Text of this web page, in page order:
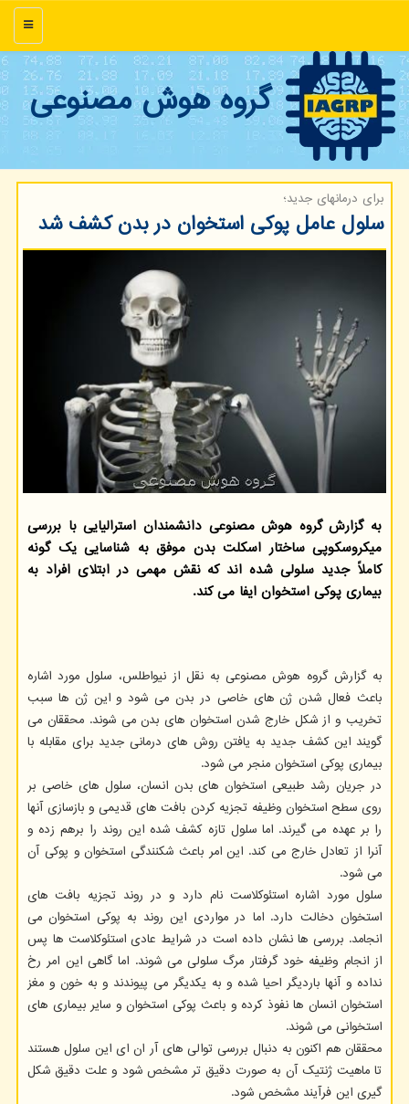
منو
گروه هوش مصنوعی
برای درمانهای جدید؛
سلول عامل پوكی استخوان در بدن كشف شد
به گزارش گروه هوش مصنوعی دانشمندان استرالیایی با بررسی
میکروسکوپی ساختار اسکلت بدن موفق به شناسایی یک گونه
کاملاً جدید سلولی شده اند که نقش مهمی در ابتلای افراد به
بیماری پوکی استخوان ایفا می کند.
به گزارش گروه هوش مصنوعی به نقل از نیواطلس، سلول مورد اشاره
باعث فعال شدن ژن های خاصی در بدن می شود و این ژن ها سبب
تخریب و از شکل خارج شدن استخوان های بدن می شوند. محققان می
گویند این کشف جدید به یافتن روش های درمانی جدید برای مقابله با
بیماری پوکی استخوان منجر می شود.
در جریان رشد طبیعی استخوان های بدن انسان، سلول های خاصی بر
روی سطح استخوان وظیفه تجزیه کردن بافت های قدیمی و بازسازی آنها
را بر عهده می گیرند. اما سلول تازه کشف شده این روند را برهم زده و
آنرا از تعادل خارج می کند. این امر باعث شکنندگی استخوان و پوکی آن
می شود.
سلول مورد اشاره استئوکلاست نام دارد و در روند تجزیه بافت های
استخوان دخالت دارد. اما در مواردی این روند به پوکی استخوان می
انجامد. بررسی ها نشان داده است در شرایط عادی استئوکلاست ها پس
از انجام وظیفه خود گرفتار مرگ سلولی می شوند. اما گاهی این امر رخ
نداده و آنها باردیگر احیا شده و به یکدیگر می پیوندند و به خون و مغز
استخوان انسان ها نفوذ کرده و باعث پوکی استخوان و سایر بیماری های
استخوانی می شوند.
محققان هم اکنون به دنبال بررسی توالی های آر ان ای این سلول هستند
تا ماهیت ژنتیک آن به صورت دقیق تر مشخص شود و علت دقیق شکل
گیری این فرآیند مشخص شود.